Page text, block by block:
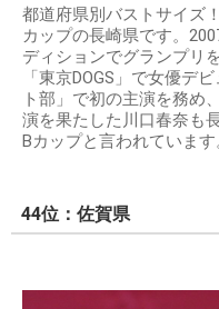
都道府県別バストサイズ
カップの長崎県です。
ディションでグランプリ
「東京DOGS」で女優デ
ト部」で初の主演を務め
演を果たした川口春奈も
Bカップと言われています
44位：佐賀県